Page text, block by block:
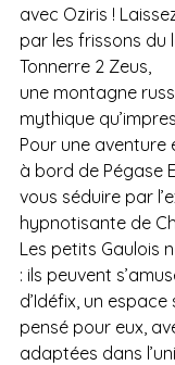
avec Oziris !
par les frissons du
Tonnerre 2 Zeus,
une montagne
mythique
Pour une aventure
à bord de Pégase
vous séduire par
hypnotisante de
Les petits Gaulois
: ils peuvent
d’Idéfix, un
pensé pour eux,
adaptées dans